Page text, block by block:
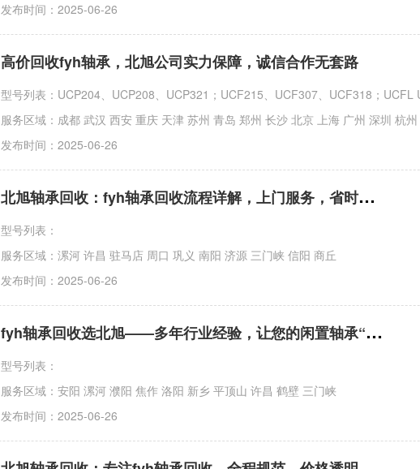
发布时间：2025-06-26
高价回收fyh轴承，北旭公司实力保障，诚信合作无套路
发布时间：2025-06-26
北
旭轴承回收：fyh轴承回收流程详解，上门服务，省时省心
型号列表：
服务区域：漯河 许昌 驻马店 周口 巩义 南阳 济源 三门峡 信阳 商丘
发布时间：2025-06-26
f
yh轴承回收选北旭——多年行业经验，让您的闲置轴承“变废为宝”
型号列表：
服务区域：安阳 漯河 濮阳 焦作 洛阳 新乡 平顶山 许昌 鹤壁 三门峡
发布时间：2025-06-26